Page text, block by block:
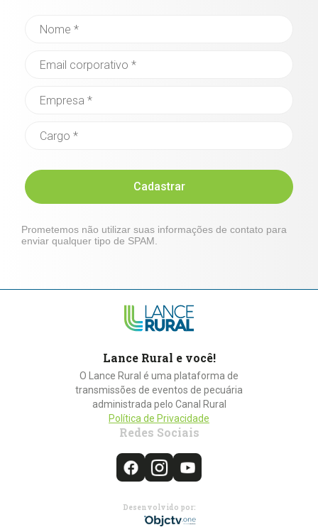
Cadastrar
Prometemos não utilizar suas informações de contato para
enviar qualquer tipo de SPAM.
Lance Rural e você!
O Lance Rural é uma plataforma de
transmissões de eventos de pecuária
administrada pelo Canal Rural
Política de Privacidade
Redes Sociais
Desenvolvido por: